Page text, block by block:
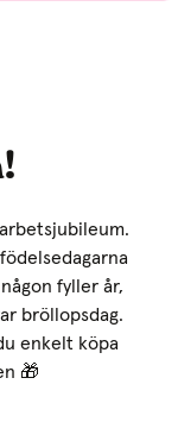
fyller år,
bröllopsdag.
enkelt köpa
🎁